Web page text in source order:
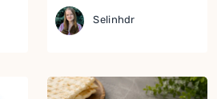
Selinhdr